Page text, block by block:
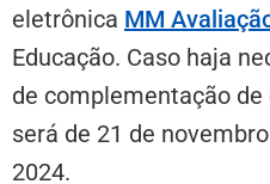
eletrônica MM
Educação. Caso haja
de complementação
será de 21 de
2024.